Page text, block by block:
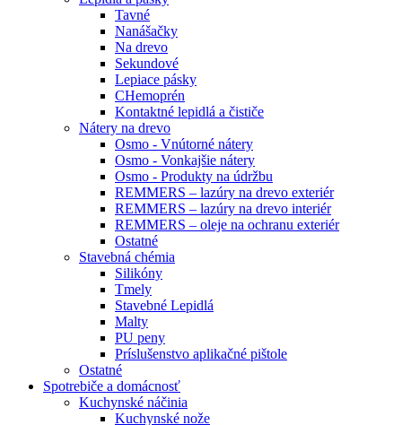
Tavné
Nanášačky
Na drevo
Sekundové
Lepiace pásky
CHemoprén
Kontaktné lepidlá a čističe
Nátery na drevo
Osmo - Vnútorné nátery
Osmo - Vonkajšie nátery
Osmo - Produkty na údržbu
REMMERS – lazúry na drevo exteriér
REMMERS – lazúry na drevo interiér
REMMERS – oleje na ochranu exteriér
Ostatné
Stavebná chémia
Silikóny
Tmely
Stavebné Lepidlá
Malty
PU peny
Príslušenstvo aplikačné pištole
Ostatné
Spotrebiče a domácnosť
Kuchynské náčinia
Kuchynské nože